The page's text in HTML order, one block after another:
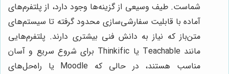
شماست. طیف وسیعی از گزینه‌ها وجود دارد، از پلتفرم‌های
آماده با قابلیت سفارشی‌سازی محدود گرفته تا سیستم‌های
متن‌باز که نیاز به دانش فنی بیشتری دارند. پلتفرم‌هایی
مانند Teachable یا Thinkific برای شروع سریع و آسان
مناسب هستند، در حالی که Moodle یا راه‌حل‌های